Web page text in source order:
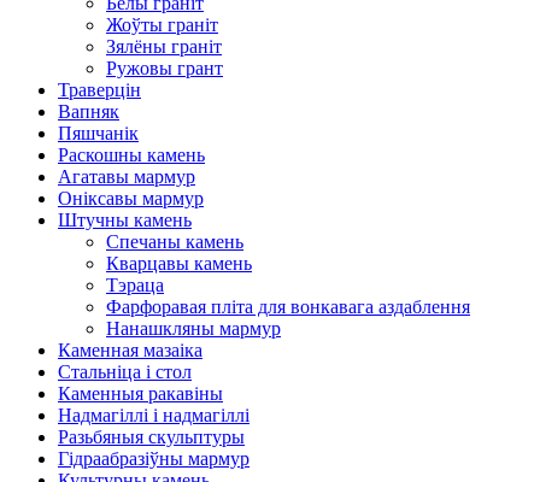
Жоўты граніт
Зялёны граніт
Ружовы грант
Траверцін
Вапняк
Пяшчанік
Раскошны камень
Агатавы мармур
Оніксавы мармур
Штучны камень
Спечаны камень
Кварцавы камень
Тэраца
Фарфоравая пліта для вонкавага аздаблення
Нанашкляны мармур
Каменная мазаіка
Стальніца і стол
Каменныя ракавіны
Надмагіллі і надмагіллі
Разьбяныя скульптуры
Гідраабразіўны мармур